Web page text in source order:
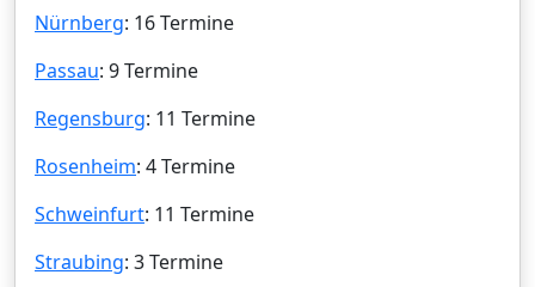
Nürnberg: 16 Termine
Passau: 9 Termine
Regensburg: 11 Termine
Rosenheim: 4 Termine
Schweinfurt: 11 Termine
Straubing: 3 Termine